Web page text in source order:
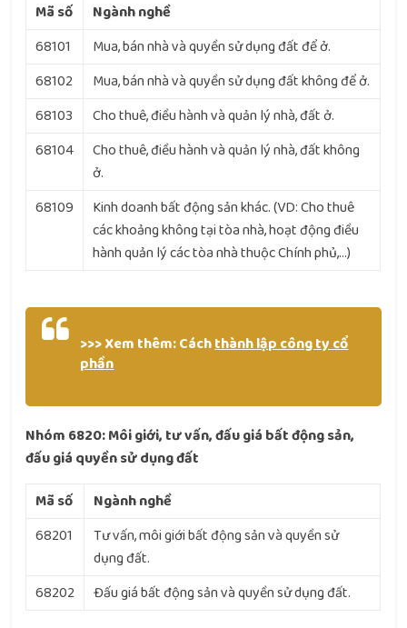
Mã số
Ngành nghề
68101
Mua, bán nhà và quyền sử dụng đất để ở.
68102
Mua, bán nhà và quyền sử dụng đất không để ở.
68103
Cho thuê, điều hành và quản lý nhà, đất ở.
68104
Cho thuê, điều hành và quản lý nhà, đất không
ở.
68109
Kinh doanh bất động sản khác. (VD: Cho thuê
các khoảng không tại tòa nhà, hoạt động điều
hành quản lý các tòa nhà thuộc Chính phủ,…)
>>> Xem thêm: Cáchthành lập công ty cổ
phần
Nhóm 6820: Môi giới, tư vấn, đấu giá bất động sản,
đấu giá quyền sử dụng đất
Mã số
Ngành nghề
68201
Tư vấn, môi giới bất động sản và quyền sử
dụng đất.
68202
Đấu giá bất động sản và quyền sử dụng đất.